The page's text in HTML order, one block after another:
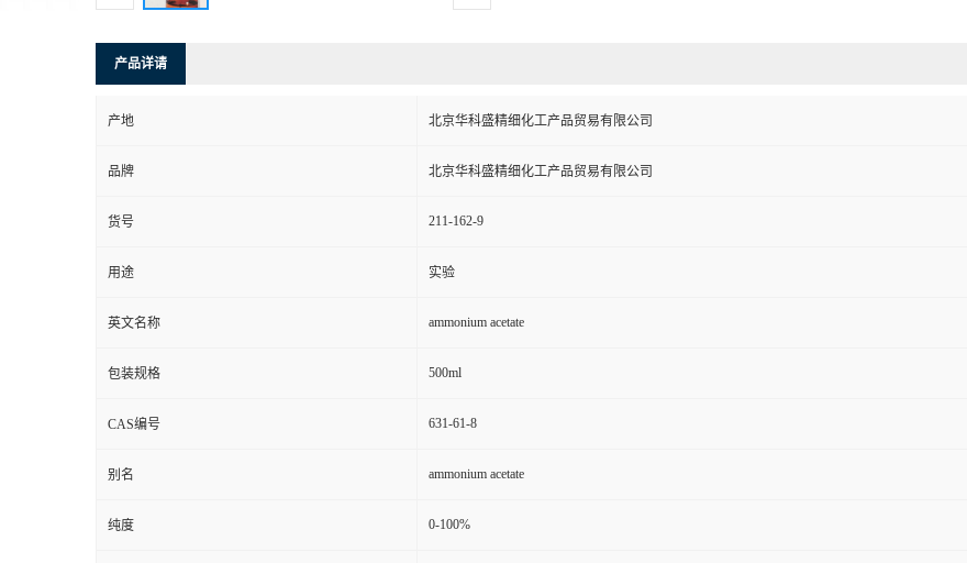
产品详请
产地 北京华科盛精细化工产品贸易有限公司
品牌 北京华科盛精细化工产品贸易有限公司
货号 211-162-9
用途 实验
英文名称 ammonium acetate
包装规格 500ml
CAS编号 631-61-8
别名 ammonium acetate
纯度 0-100%